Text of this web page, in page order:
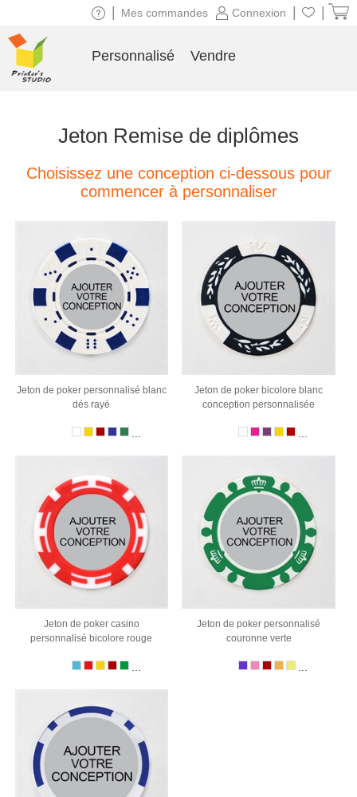
Jeton Remise de diplômes
Choisissez une conception ci-dessous pour
commencer à personnaliser
Jeton de poker personnalisé blanc
dés rayé
Jeton de poker bicolore blanc
conception personnalisée
Jeton de poker casino
personnalisé bicolore rouge
Jeton de poker personnalisé
couronne verte
Connexion
Mes commandes
Personnalisé Vendre